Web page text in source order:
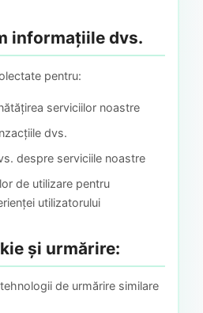
informațiile dvs.
pentru:
serviciilor noastre
dvs.
despre serviciile noastre
de utilizare pentru
utilizatorului
și urmărire:
de urmărire similare